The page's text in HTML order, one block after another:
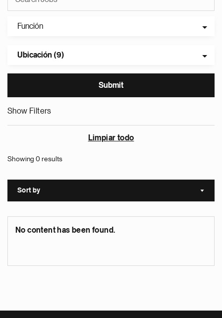
Función
Ubicación (9)
Show Filters
Limpiar todo
Showing 0 results
Sort by Sort
No content has been found.